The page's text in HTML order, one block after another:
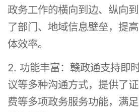
政务工作的横向到边、纵向
了部门、地域信息壁垒，提
体效率。
2. 功能丰富：赣政通支持即
议等多种沟通方式，提供了
费等多项政务服务功能，满